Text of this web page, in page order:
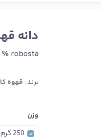
دانه قهوه
robosta
برند : قهوه
وزن
250 گرم